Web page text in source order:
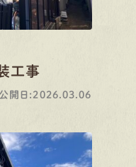
工事
公開日:2026.03.06